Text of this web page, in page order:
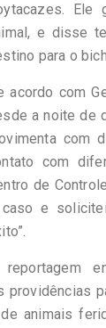
Ele
e disse
para o
acordo com
a noite de
com
com
de
e
animais